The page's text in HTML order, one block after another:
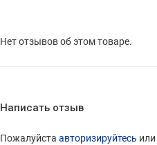
Нет отзывов об этом товаре.
Написать отзыв
Пожалуйста авторизируйтесь или